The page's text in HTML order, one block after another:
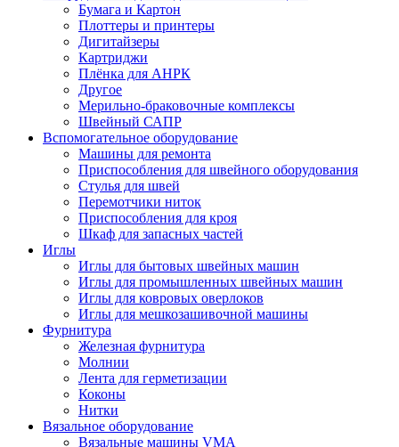
Бумага и Картон
Плоттеры и принтеры
Дигитайзеры
Картриджи
Плёнка для АНРК
Другое
Мерильно-браковочные комплексы
Швейный САПР
Вспомогательное оборудование
Машины для ремонта
Приспособления для швейного оборудования
Стулья для швей
Перемотчики ниток
Приспособления для кроя
Шкаф для запасных частей
Иглы
Иглы для бытовых швейных машин
Иглы для промышленных швейных машин
Иглы для ковровых оверлоков
Иглы для мешкозашивочной машины
Фурнитура
Железная фурнитура
Молнии
Лента для герметизации
Коконы
Нитки
Вязальное оборудование
Вязальные машины VMA